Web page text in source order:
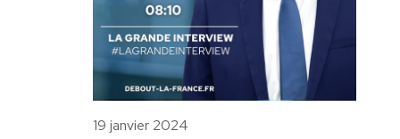
19 janvier 2024